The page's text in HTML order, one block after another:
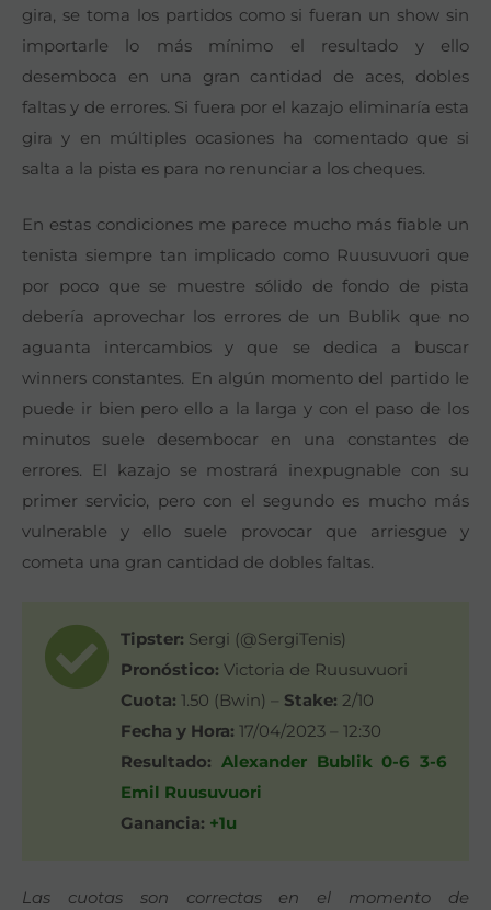
gira, se toma los partidos como si fueran un show sin
importarle lo más mínimo el resultado y ello
desemboca en una gran cantidad de aces, dobles
faltas y de errores. Si fuera por el kazajo eliminaría esta
gira y en múltiples ocasiones ha comentado que si
salta a la pista es para no renunciar a los cheques.
En estas condiciones me parece mucho más fiable un
tenista siempre tan implicado como Ruusuvuori que
por poco que se muestre sólido de fondo de pista
debería aprovechar los errores de un Bublik que no
aguanta intercambios y que se dedica a buscar
winners constantes. En algún momento del partido le
puede ir bien pero ello a la larga y con el paso de los
minutos suele desembocar en una constantes de
errores. El kazajo se mostrará inexpugnable con su
primer servicio, pero con el segundo es mucho más
vulnerable y ello suele provocar que arriesgue y
cometa una gran cantidad de dobles faltas.
Tipster: Sergi (@SergiTenis)
Pronóstico: Victoria de Ruusuvuori
Cuota: 1.50 (Bwin) – Stake: 2/10
Fecha y Hora: 17/04/2023 – 12:30
Resultado: Alexander Bublik 0-6 3-6
Emil Ruusuvuori
Ganancia: +1u
Las cuotas son correctas en el momento de